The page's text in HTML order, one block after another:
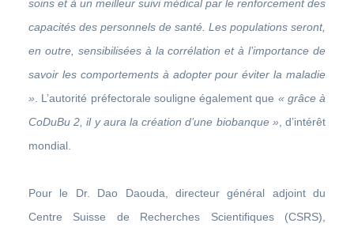
soins et à un meilleur suivi médical par le renforcement des
capacités des personnels de santé. Les populations seront,
en outre, sensibilisées à la corrélation et à l’importance de
savoir les comportements à adopter pour éviter la maladie
» . L’autorité préfectorale souligne également que « grâce à
CoDuBu 2, il y aura la création d’une biobanque » , d’intérêt
mondial.
Pour le Dr. Dao Daouda, directeur général adjoint du
Centre Suisse de Recherches Scientifiques (CSRS),